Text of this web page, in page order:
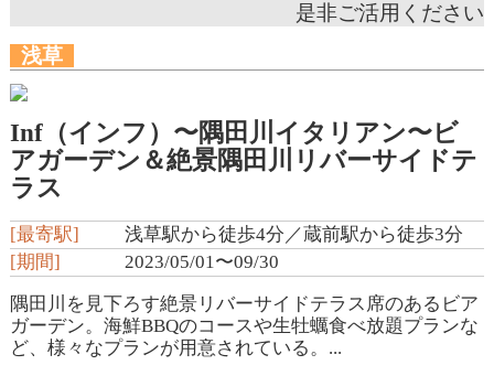
是非ご活用ください
浅草
Inf（インフ）〜隅田川イタリアン〜ビ
アガーデン＆絶景隅田川リバーサイドテ
ラス
[最寄駅]
浅草駅から徒歩4分／蔵前駅から徒歩3分
[期間]
2023/05/01〜09/30
隅田川を見下ろす絶景リバーサイドテラス席のあるビア
ガーデン。海鮮BBQのコースや生牡蠣食べ放題プランな
ど、様々なプランが用意されている。...